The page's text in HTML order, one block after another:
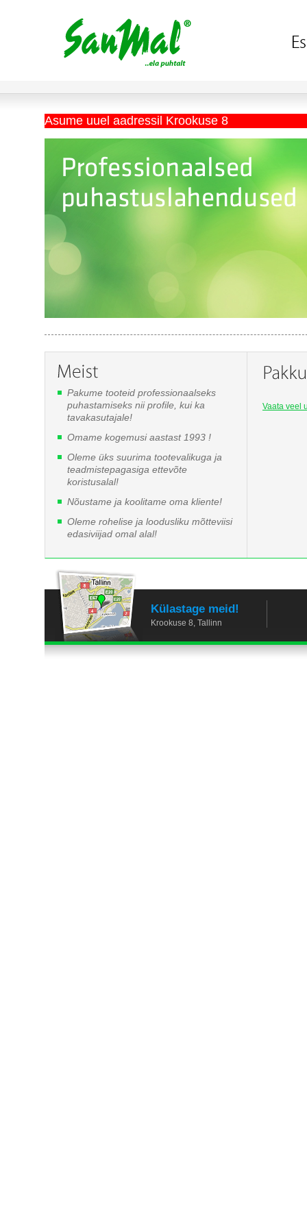
Asume uuel aadressil Krookuse 8
Vaata veel
Pakume tooteid professionaalseks
puhastamiseks nii profile, kui ka
tavakasutajale!
Omame kogemusi aastast 1993 !
Oleme üks suurima tootevalikuga ja
teadmistepagasiga ettevõte
koristusalal!
Nõustame ja koolitame oma kliente!
Oleme rohelise ja loodusliku mõtteviisi
edasiviijad omal alal!
Külastage meid!
Krookuse 8, Tallinn